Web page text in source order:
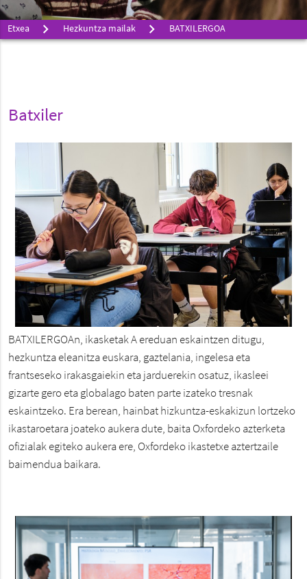
Etxea Hezkuntza mailak BATXILERGOA
Batxiler
BATXILERGOAn, ikasketak A ereduan eskaintzen ditugu,
hezkuntza eleanitza euskara, gaztelania, ingelesa eta
frantseseko irakasgaiekin eta jarduerekin osatuz, ikasleei
gizarte gero eta globalago baten parte izateko tresnak
eskaintzeko. Era berean, hainbat hizkuntza-eskakizun lortzeko
ikastaroetara joateko aukera dute, baita Oxfordeko azterketa
ofizialak egiteko aukera ere, Oxfordeko ikastetxe aztertzaile
baimendua baikara.